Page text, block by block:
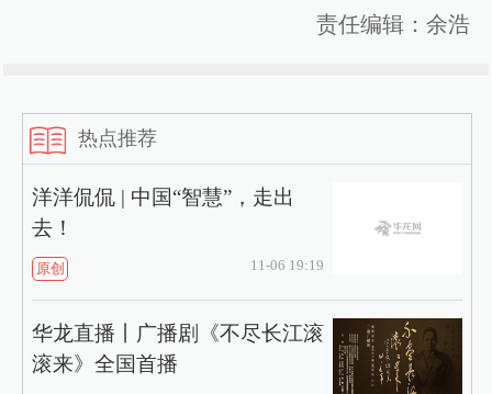
责任编辑：余浩
热点推荐
洋洋侃侃 | 中国“智慧”，走出
去！
原创 11-06 19:19
华龙直播丨广播剧《不尽长江滚
滚来》全国首播